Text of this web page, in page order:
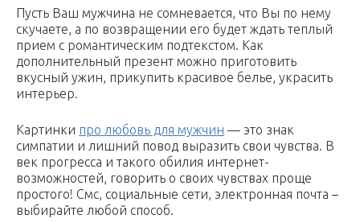
Пусть Ваш мужчина не сомневается, что Вы по нему
скучаете, а по возвращении его будет ждать теплый
прием с романтическим подтекстом. Как
дополнительный презент можно приготовить
вкусный ужин, прикупить красивое белье, украсить
интерьер.
Картинки про любовь для мужчин — это знак
симпатии и лишний повод выразить свои чувства. В
век прогресса и такого обилия интернет-
возможностей, говорить о своих чувствах проще
простого! Смс, социальные сети, электронная почта –
выбирайте любой способ.